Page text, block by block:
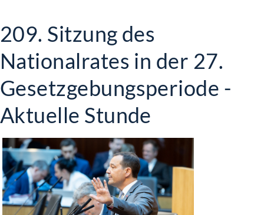
209. Sitzung des
Nationalrates in der 27.
Gesetzgebungsperiode -
Aktuelle Stunde